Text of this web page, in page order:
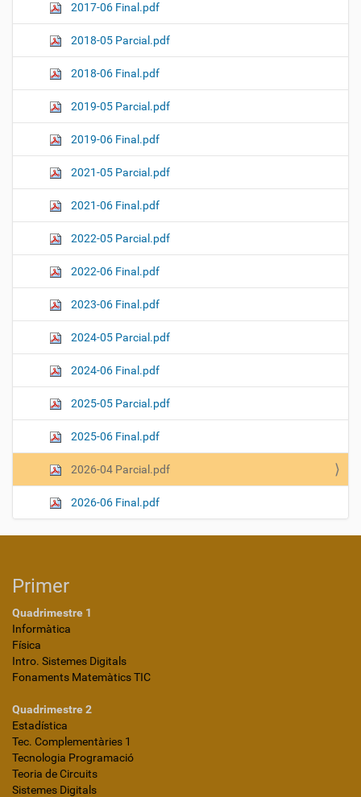
2017-06 Final.pdf
2018-05 Parcial.pdf
2018-06 Final.pdf
2019-05 Parcial.pdf
2019-06 Final.pdf
2021-05 Parcial.pdf
2021-06 Final.pdf
2022-05 Parcial.pdf
2022-06 Final.pdf
2023-06 Final.pdf
2024-05 Parcial.pdf
2024-06 Final.pdf
2025-05 Parcial.pdf
2025-06 Final.pdf
2026-04 Parcial.pdf
2026-06 Final.pdf
Primer
Quadrimestre 1
Informàtica
Física
Intro. Sistemes Digitals
Fonaments Matemàtics TIC
Quadrimestre 2
Estadística
Tec. Complementàries 1
Tecnologia Programació
Teoria de Circuits
Sistemes Digitals